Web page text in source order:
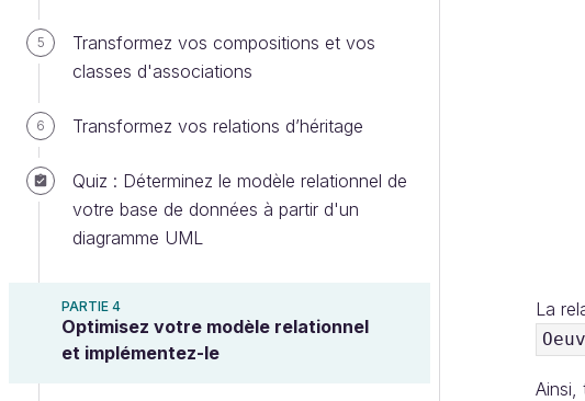
5
Transformez vos compositions et vos
classes d'associations
6 Transformez vos relations d’héritage
Quiz : Déterminez le modèle relationnel de
votre base de données à partir d'un
diagramme UML
PARTIE 4
Optimisez votre modèle relationnel
et implémentez-le
La
Ainsi,